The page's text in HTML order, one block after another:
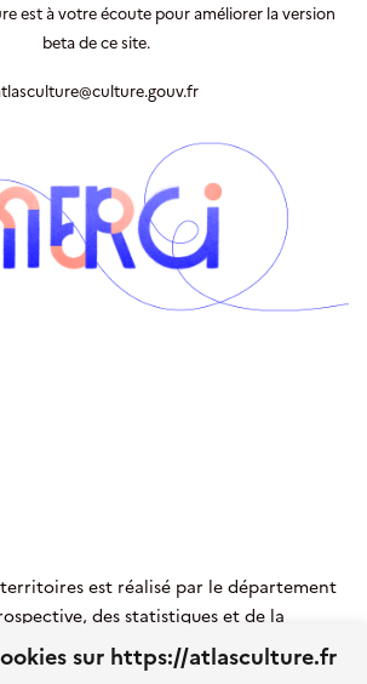
sur https://atlasculture.fr
est à votre écoute pour améliorer la version
beta de ce site.
territoires est réalisé par le département
des statistiques et de la
ministère de la Culture
et lauréat du
d'intérêt général